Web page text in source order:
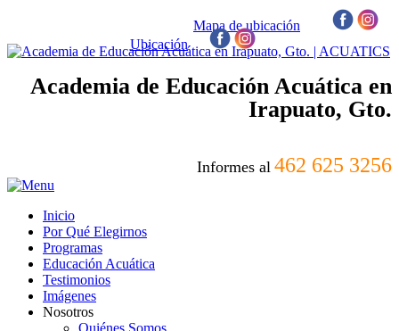
Mapa de ubicación
Ubicación /
Academia de Educación Acuática en
Irapuato, Gto.
Informes al 462 625 3256
Inicio
Por Qué Elegirnos
Programas
Educación Acuática
Testimonios
Imágenes
Nosotros
Quiénes Somos